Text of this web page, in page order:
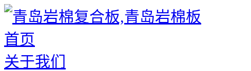
首页
关于我们